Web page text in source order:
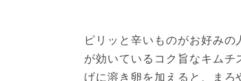
ピリッと辛いものがお好み
が効いているコク旨なキム
げに溶き卵を加えると、まろ